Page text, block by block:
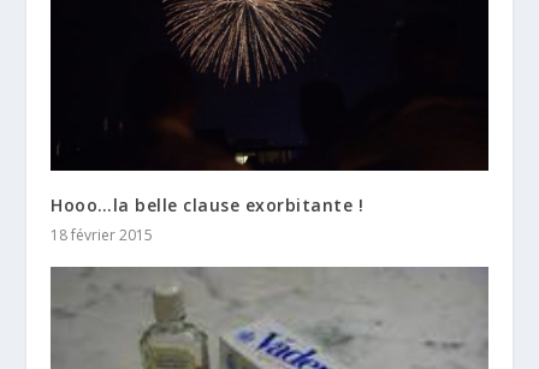
Hooo…la belle clause exorbitante !
18 février 2015